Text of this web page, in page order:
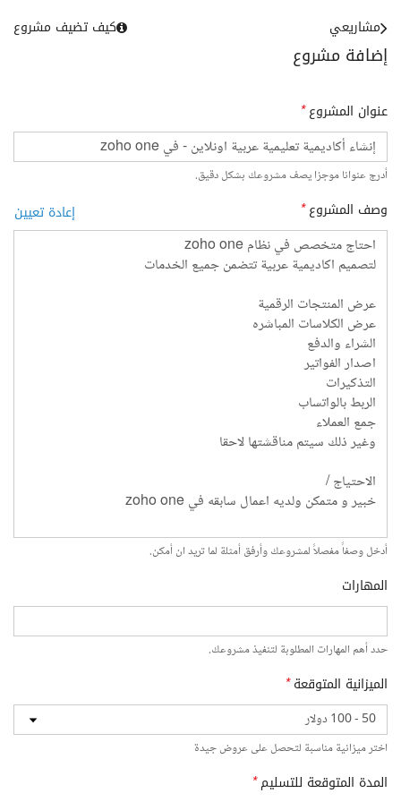
إضافة مشروع
مشاريعي كيف تضيف مشروع
عنوان المشروع*
أدرج عنوانا موجزا يصف مشروعك بشكل دقيق.
وصف المشروع* إعادة تعيين
أدخل وصفاً مفصلاً لمشروعك وأرفق أمثلة لما تريد ان أمكن.
المهارات
حدد أهم المهارات المطلوبة لتنفيذ مشروعك.
الميزانية المتوقعة*
اختر ميزانية مناسبة لتحصل على عروض جيدة
المدة المتوقعة للتسليم*